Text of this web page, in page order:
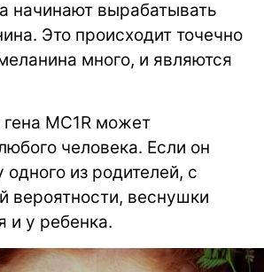
начинают вырабатывать
Это происходит точечно
много, и являются
MC1R может
человека. Если он
одного из родителей, с
вероятности, веснушки
и у ребенка.